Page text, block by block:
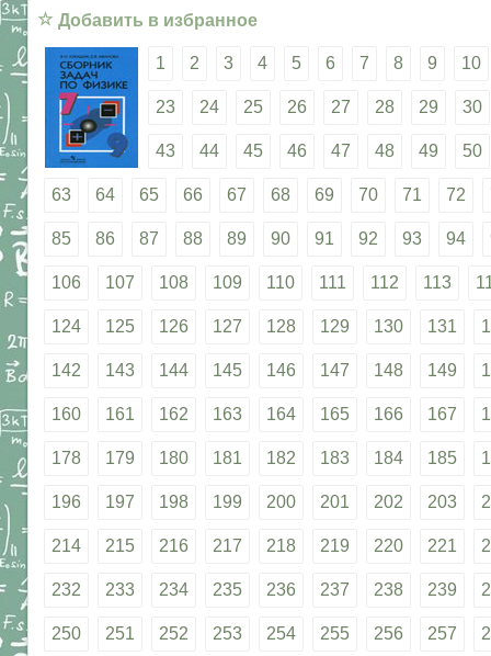
☆ Добавить в избранное
1 2 3 4 5 6 7 8 9 10
23 24 25 26 27 28 29 30
43 44 45 46 47 48 49 50
63 64 65 66 67 68 69 70 71 72
85 86 87 88 89 90 91 92 93 94
106 107 108 109 110 111 112 113
124 125 126 127 128 129 130 131
142 143 144 145 146 147 148 149
160 161 162 163 164 165 166 167
178 179 180 181 182 183 184 185
196 197 198 199 200 201 202 203
214 215 216 217 218 219 220 221
232 233 234 235 236 237 238 239
250 251 252 253 254 255 256 257